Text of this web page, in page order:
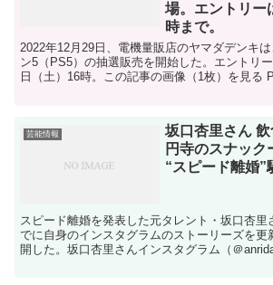
場。エントリー
時まで。
2022年12月29日、電機量販店のヤマダデンキ
ン5（PS5）の抽選販売を開始した。エントリ
日（土）16時。この記事の画像（1枚）を見
芸能情報
坂口杏里さん
円寺のスナック
“スピード離婚”
スピード離婚を発表した元タレント・坂口杏里
でに自身のインスタグラムのストーリーズを更
開した。坂口杏里さんインスタグラム（＠